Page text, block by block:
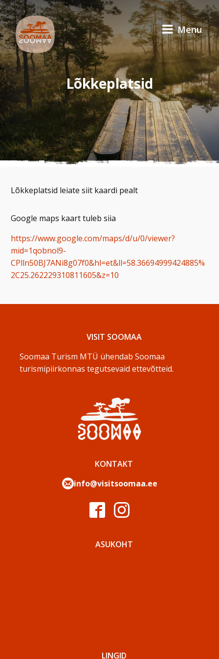
Menu
Lõkkeplatsid
Lõkkeplatsid leiate siit kaardi pealt
Google maps kaart tuleb siia
https://www.google.com/maps/d/u/0/viewer?
mid=1qobnol9-
CPlln50BJ7ANi8g07f0&hl=et&ll=58.36694999424885%
2C25.262229310811605&z=10
VISIT SOOMAA
Soomaa Turism MTÜ ühendab Soomaa
turismipiirkonnas tegutsevaid ettevõtteid.
KONTAKT
info@visitsoomaa.ee
ASUKOHT
LINGID